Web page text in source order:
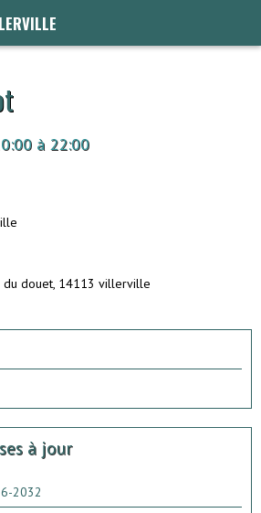
à 22:00
du douet, 14113 villerville
à jour
2032